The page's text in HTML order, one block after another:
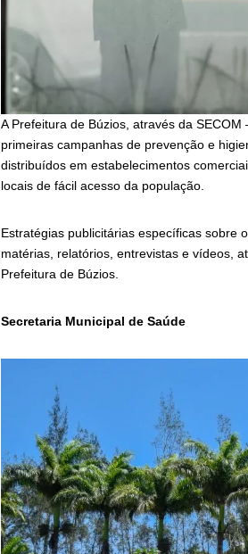
A Prefeitura de Búzios, através da
primeiras campanhas de prevenção e
distribuídos em estabelecimentos
locais de fácil acesso da população.
Estratégias publicitárias específicas sobre
matérias, relatórios, entrevistas e vídeos,
Prefeitura de Búzios.
Secretaria Municipal de Saúde